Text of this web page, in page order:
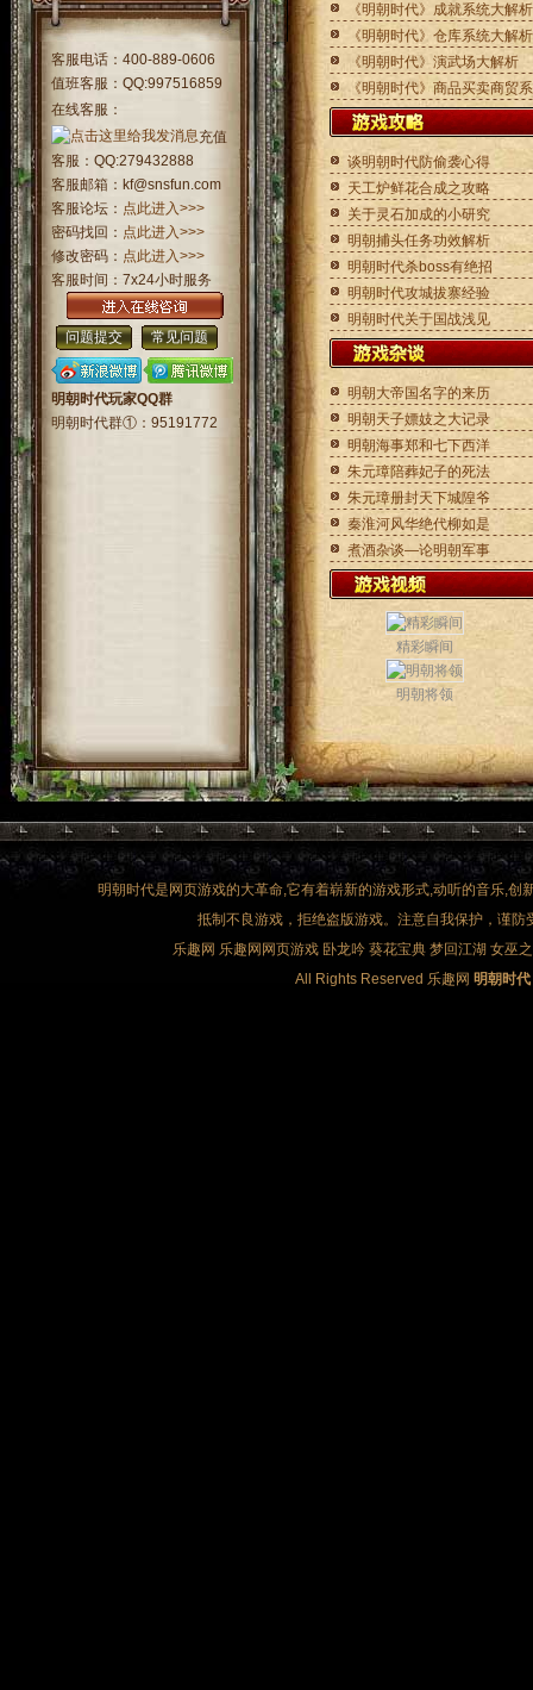
客服电话： 400-889-0606
值班客服： QQ:997516859
在线客服：
充值
客服： QQ:279432888
客服邮箱： kf@snsfun.com
客服论坛： 点此进入>>>
密码找回： 点此进入>>>
修改密码： 点此进入>>>
客服时间： 7x24小时服务
问题提交 常见问题
明朝时代玩家QQ群
明朝时代群①： 95191772
《明朝时代》成就系统大解析
《明朝时代》仓库系统大解析
《明朝时代》演武场大解析
《明朝时代》商品买卖商贸
谈明朝时代防偷袭心得
天工炉鲜花合成之攻略
关于灵石加成的小研究
明朝捕头任务功效解析
明朝时代杀boss有绝招
明朝时代攻城拔寨经验
明朝时代关于国战浅见
明朝大帝国名字的来历
明朝天子嫖妓之大记录
明朝海事郑和七下西洋
朱元璋陪葬妃子的死法
朱元璋册封天下城隍爷
秦淮河风华绝代柳如是
煮酒杂谈—论明朝军事
精彩瞬间
明朝将领
明朝时代是网页游戏的大革命,它有着崭新的游戏形式,动听的音乐,
抵制不良游戏，拒绝盗版游戏。注意自我保护，谨
乐趣网 乐趣网网页游戏 卧龙吟 葵花宝典 梦回江湖 女巫
All Rights Reserved 乐趣网 明朝时代